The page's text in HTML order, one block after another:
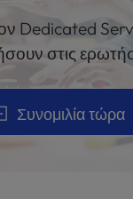
Dedicated
στις
Συνομιλία τώρα